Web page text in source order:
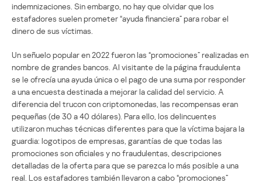
indemnizaciones. Sin embargo, no hay que olvidar que los
estafadores suelen prometer “ayuda financiera” para robar el
dinero de sus víctimas.
Un señuelo popular en 2022 fueron las “promociones” realizadas en
nombre de grandes bancos. Al visitante de la página fraudulenta
se le ofrecía una ayuda única o el pago de una suma por responder
a una encuesta destinada a mejorar la calidad del servicio. A
diferencia del trucon con criptomonedas, las recompensas eran
pequeñas (de 30 a 40 dólares). Para ello, los delincuentes
utilizaron muchas técnicas diferentes para que la víctima bajara la
guardia: logotipos de empresas, garantías de que todas las
promociones son oficiales y no fraudulentas, descripciones
detalladas de la oferta para que se parezca lo más posible a una
real. Los estafadores también llevaron a cabo “promociones”